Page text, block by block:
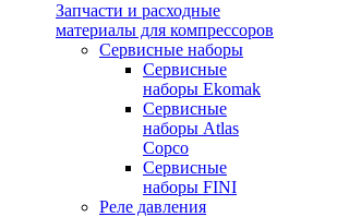
Запчасти и расходные
материалы для компрессоров
Cервисные наборы
Сервисные
наборы Ekomak
Cервисные
наборы Atlas
Copco
Сервисные
наборы FINI
Реле давления